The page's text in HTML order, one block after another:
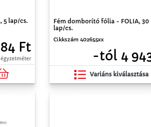
5 lap/cs.
Ft
Fém domborító fólia - FOLIA, 30
lap/cs.
Cikkszám 402655xx
-tól 4
Variáns kiválasztása